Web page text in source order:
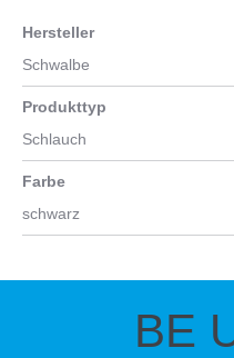
Hersteller
Schwalbe
Produkttyp
Schlauch
Farbe
schwarz
BE